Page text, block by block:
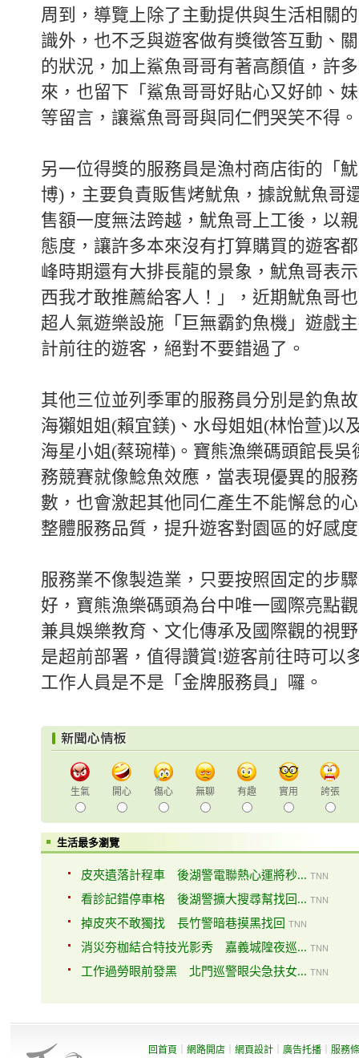
周到，導覽上除了主動提供與生活相關
識外，也不乏與遊客做有獎徵答互動、
的狀況，加上鯊魚哥哥有著高顏值，許
來，也留下「鯊魚哥哥好貼心又好帥、
等留言，讓鯊魚哥哥與同仁們哭笑不得。
另一位得獎的服務員是漁村商店街的「
博)，主要負責販售烤魷魚，據說魷魚哥
售額一度無法跨越，魷魚哥上工後，以
態度，讓許多本來沒有打算購買的遊客
峰時期還有大排長龍的景象，魷魚哥表
西我才敢推薦給客人！」，近期魷魚哥
超人氣遊樂設施「巨無霸釣魚機」遊戲
計前往的遊客，絕對不要錯過了。
其他三位並列季軍的服務員分別是釣魚
海獺姐姐(賴宜鎂)、水母姐姐(林怡萱)以
海星小姐(蔡琬樺)。寶熊漁樂碼頭館長吳
務競賽就像鯰魚效應，當表現優異的服
數，也會激起其他同仁產生不能懈怠的
整體服務品質，提升遊客對園區的好感
服務業不像製造業，只要按照固定的步
好，寶熊漁樂碼頭為台中唯一國際亮點
兼具娛樂教育、文化傳承及國際觀的視
是超前部署，值得讚賞!遊客前往時可以
工作人員是不是「金牌服務員」囉。
生氣 開心 傷心 無聊 有趣 實用 誇張
生活最多瀏覽
皮夾遺落計程車 後湖警電聯熱心運將秒... TNN
看診記錯停車格 後湖警擴大搜尋幫找回... TNN
掉皮夾不敢獨找 長竹警暗巷摸黑找回 TNN
消災夯枷結合特技光影秀 嘉義城隍夜巡... TNN
工作過勞眼前發黑 北門巡警眼尖急扶女... TNN
回首頁 網路開店 網頁設計 廣告托播 服務